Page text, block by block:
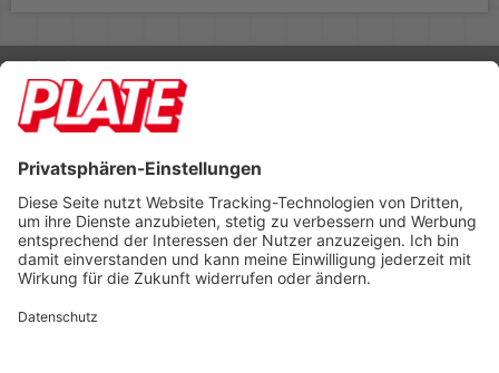
Rufen Sie uns an 04298 401-0
Lieferbedingungen Impressum
Footer anzeigen
PLATE Büromaterial Vertriebs GmbH
Hilligenwarf 5